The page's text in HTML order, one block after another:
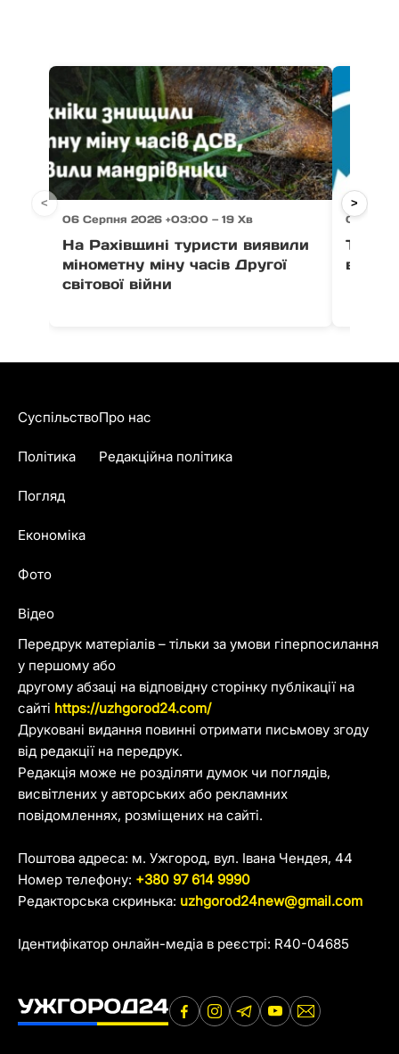
06 Серпня 2026 +03:00 — 19 Хв
На Рахівщині туристи виявили
мінометну міну часів Другої
світової війни
06
< >
Передрук матеріалів – тільки за умови гіперпосилання
у першому або
другому абзаці на відповідну сторінку публікації на
сайті https://uzhgorod24.com/
Друковані видання повинні отримати письмову згоду
від редакції на передрук.
Редакція може не розділяти думок чи поглядів,
висвітлених у авторських або рекламних
повідомленнях, розміщених на сайті.
Поштова адреса: м. Ужгород, вул. Івана Чендея, 44
Номер телефону: +380 97 614 9990
Редакторська скринька: uzhgorod24new@gmail.com
Ідентифікатор онлайн-медіа в реєстрі: R40-04685
Суспільство
Політика
Погляд
Економіка
Фото
Відео
Про нас
Редакційна політика